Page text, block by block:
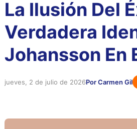
La Ilusión Del
Verdadera
Johansson En
jueves, 2 de julio de 2026Por Carmen Gil